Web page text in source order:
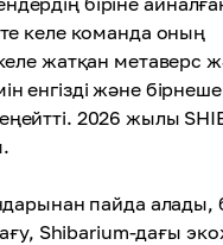
келе команда оның
жатқан метаверс
енгізді және бірнеше
2026 жылы
пайда алады,
Shibarium-дағы